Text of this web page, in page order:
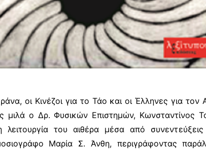
οι Κινέζοι για το Τάο και οι Έλληνες για τον
μιλά ο Δρ. Φυσικών Επιστημών, Κωνσταντίνος
λειτουργία του αιθέρα μέσα από
Μαρία Σ. Άνθη, περιγράφοντας